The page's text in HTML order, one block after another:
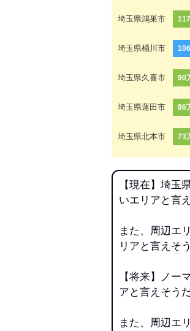
埼玉県鴻巣市
埼玉県桶川市
埼玉県久喜市 90
埼玉県蓮田市 86
埼玉県北本市 73
【現在】埼玉
いエリアと言
また、周辺エ
リアと言えそう
【将来】ノー
アと言えそうだ
また、周辺エ